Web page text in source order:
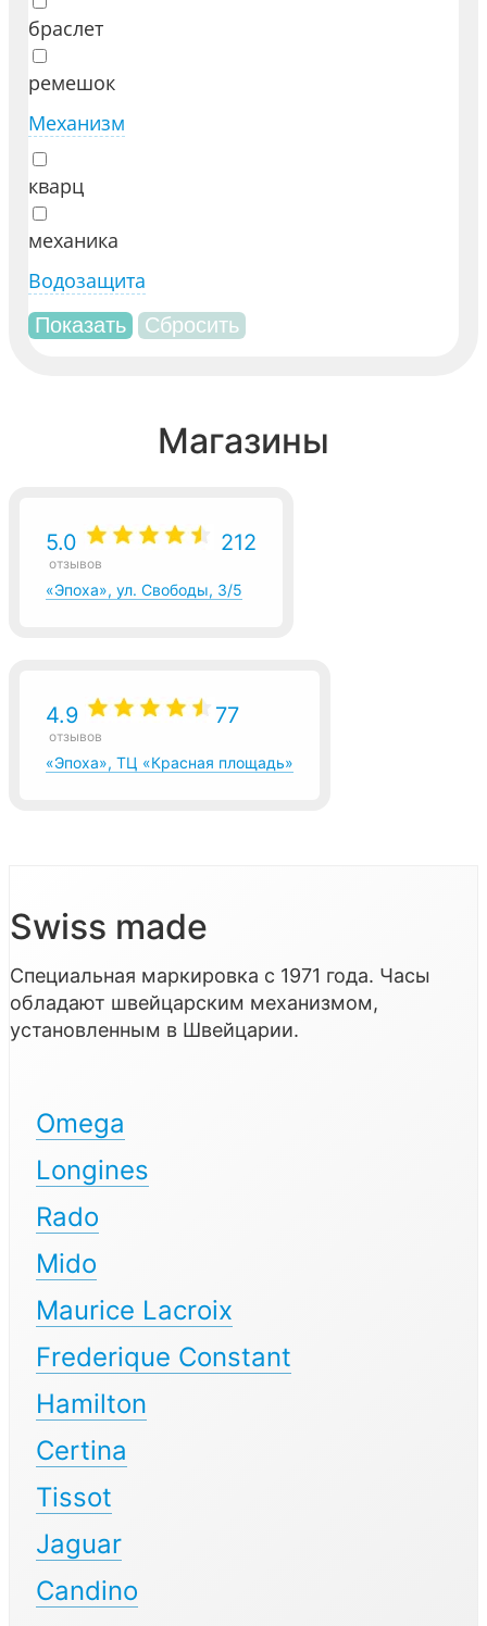
браслет
ремешок
Механизм
кварц
механика
Водозащита
Магазины
5.0 212
отзывов
«Эпоха», ул. Свободы, 3/5
4.9 77
отзывов
«Эпоха», ТЦ «Красная площадь»
Swiss made
Специальная маркировка с 1971 года. Часы
обладают швейцарским механизмом,
установленным в Швейцарии.
Omega
Longines
Rado
Mido
Maurice Lacroix
Frederique Constant
Hamilton
Certina
Tissot
Jaguar
Candino